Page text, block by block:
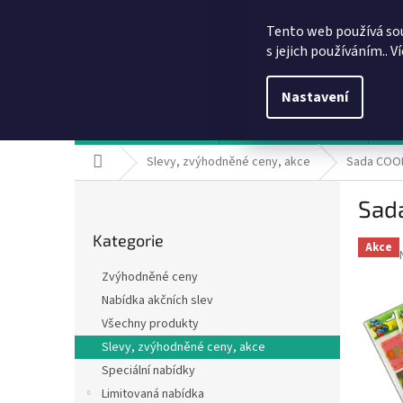
Tento web používá
s jejich používáním..
Nastavení
Domů Slevy, zvýhodněné ceny, akce Sada
kategorie
Kategorie
Zvýhodněné ceny
Nabídka akčních slev
Všechny produkty
Slevy, zvýhodněné ceny, akce
Speciální nabídky
Limitovaná nabídka
Akce